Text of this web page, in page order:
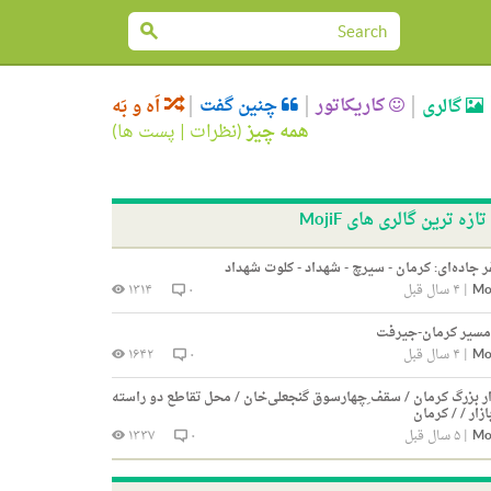
گالری کاریکاتور چنین گفت اَه و بَه
همه چیز(نظرات | پست ها)
تازه ترین گالری های MojiF
جاده‌ای: کرمان - سیرچ - شهداد - کلوت شهداد
| ۴ سال قبل ۰
۱۳۱۴
کرمان-جیرفت
| ۴ سال قبل ۰
۱۶۴۲
بزرگ کرمان / سقف ِچهارسوق گنجعلی‌خان / محل تقاطع دو راسته
/ / کرمان
|۵ سال قبل ۰ ۱۳۳۷